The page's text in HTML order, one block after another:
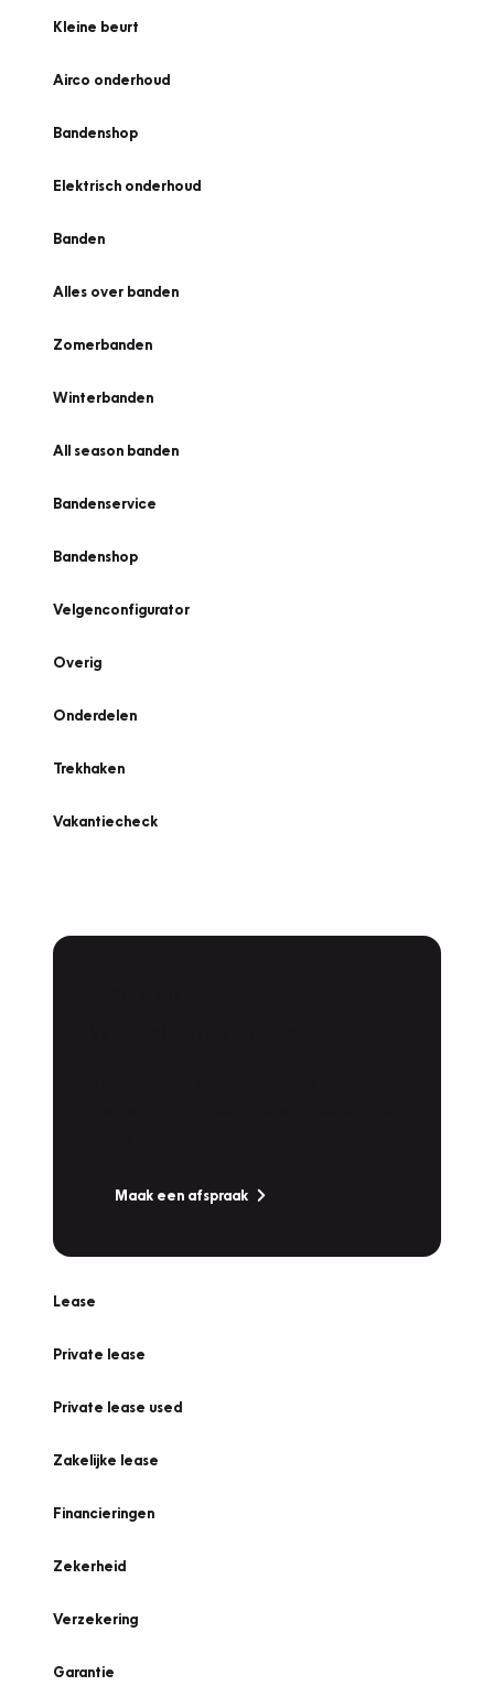
Kleine beurt
Airco onderhoud
Bandenshop
Elektrisch onderhoud
Banden
Alles over banden
Zomerbanden
Winterbanden
All season banden
Bandenservice
Bandenshop
Velgenconfigurator
Overig
Onderdelen
Trekhaken
Vakantiecheck
Maak een afspraak
Lease
Private lease
Private lease used
Zakelijke lease
Financieringen
Zekerheid
Verzekering
Garantie